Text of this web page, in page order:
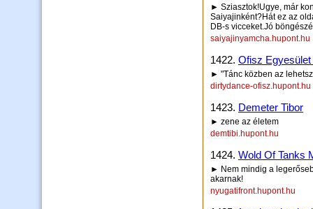
► Sziasztok!Ugye, már
Saiyajinként?Hát ez az
DB-s vicceket.Jó
saiyajinyamcha.hupont.hu
1422. Ofisz
► "Tánc közben az
dirtydance-ofisz.hupont.hu
1423. Demeter Tibor
► zene az életem
demtibi.hupont.hu
1424. Wold Of Tanks
► Nem mindig a
akarnak!
nyugatifront.hupont.hu